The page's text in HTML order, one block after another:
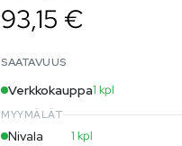
93,15 €
SAATAVUUS
Verkkokauppa1 kpl
MYYMÄLÄT
Nivala 1 kpl